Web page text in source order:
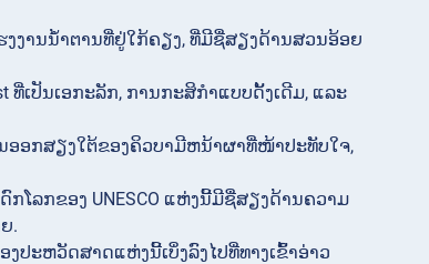
ງານນ້ຳຕານທີ່ຢູ່ໃກ້ຄຽງ, ທີ່ມີຊື່ສຽງດ້ານສວນອ້ອຍ
ທີ່ເປັນເອກະລັກ, ການກະສິກຳແບບດັ້ງເດີມ, ແລະ
ອອກສຽງໃຕ້ຂອງຄິວບາມີຫນ້າຜາທີ່ໜ້າປະທັບໃຈ,
ໂລກຂອງ UNESCO ແຫ່ງນີ້ມີຊື່ສຽງດ້ານຄວາມ
.
ງປະຫວັດສາດແຫ່ງນີ້ເບິ່ງລົງໄປທີ່ທາງເຂົ້າອ່າວ